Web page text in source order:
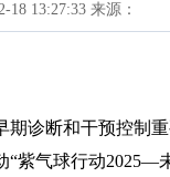
18 13:27:33 来源：
诊断和干预控制重
“紫气球行动2025—